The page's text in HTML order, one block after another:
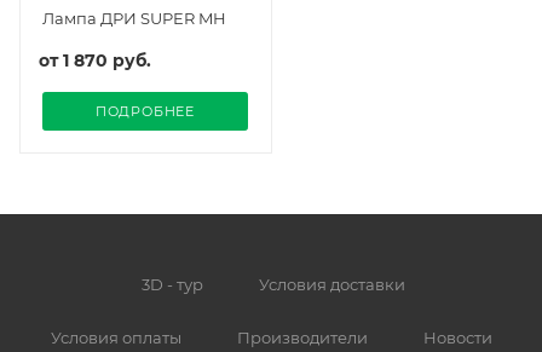
Лампа ДРИ SUPER MH
от1 870 руб.
ПОДРОБНЕЕ
3D - тур Условия доставки
Условия оплаты Производители Новости